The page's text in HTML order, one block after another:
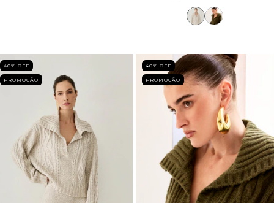
40% OFF
PROMOÇÃO
40% OFF
PROMOÇÃO